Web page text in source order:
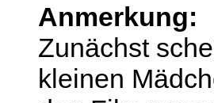
Anmerkung:
Zunächst
kleinen